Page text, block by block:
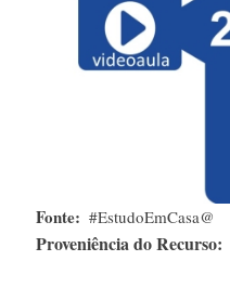
Fonte #EstudoEmCasa@
Proveniência do Recurso